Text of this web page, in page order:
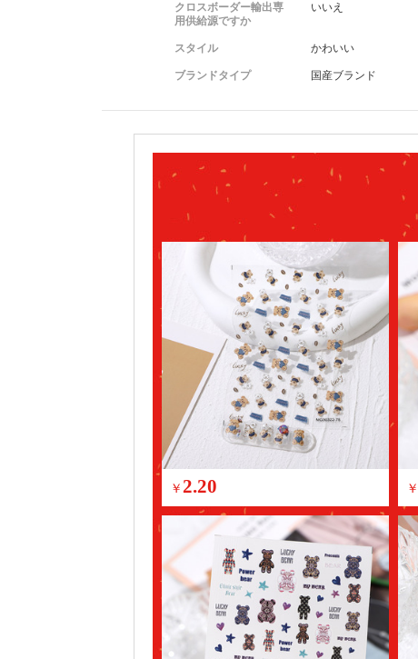
クロスボーダー輸出専
用供給源ですか
いいえ
スタイル かわいい
ブランドタイプ 国産ブランド
￥ 2.20 ￥